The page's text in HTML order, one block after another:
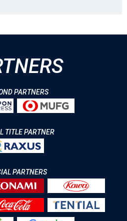
PARTNERS
TITLE PARTNER
PARTNERS